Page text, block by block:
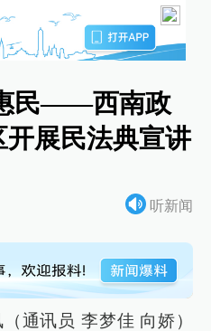
民——西南政
展民法典宣讲
听新闻
通讯员 李梦佳 向娇）